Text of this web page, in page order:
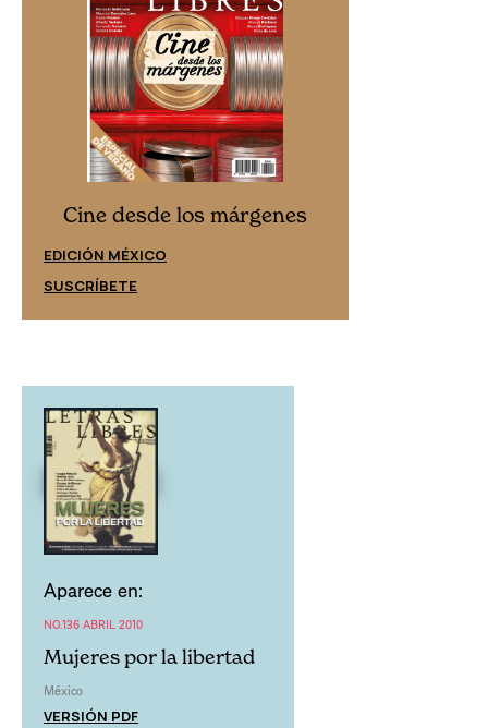
Cine desde los márgenes
EDICIÓN MÉXICO
SUSCRÍBETE
Aparece en:
NO.136 ABRIL 2010
Mujeres por la libertad
México
VERSIÓN PDF